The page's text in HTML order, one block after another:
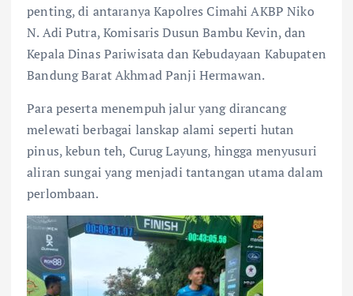
penting, di antaranya Kapolres Cimahi AKBP Niko
N. Adi Putra, Komisaris Dusun Bambu Kevin, dan
Kepala Dinas Pariwisata dan Kebudayaan Kabupaten
Bandung Barat Akhmad Panji Hermawan.
Para peserta menempuh jalur yang dirancang
melewati berbagai lanskap alami seperti hutan
pinus, kebun teh, Curug Layung, hingga menyusuri
aliran sungai yang menjadi tantangan utama dalam
perlombaan.